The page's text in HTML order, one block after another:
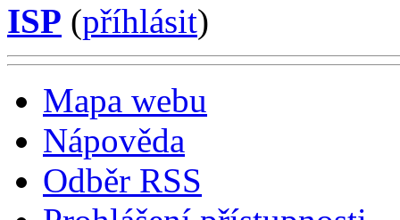
ISP (příhlásit)
Mapa webu
Nápověda
Odběr RSS